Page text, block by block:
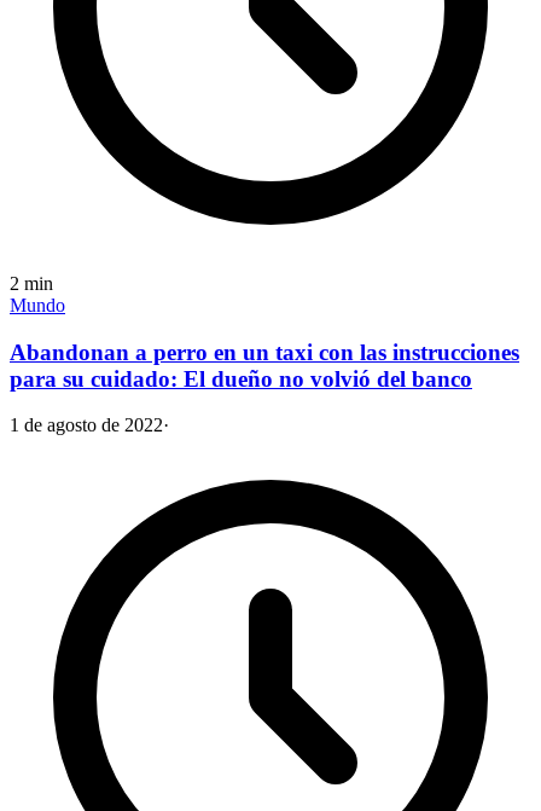
2 min
Mundo
Abandonan a perro en un taxi con las instrucciones
para su cuidado: El dueño no volvió del banco
1 de agosto de 2022·